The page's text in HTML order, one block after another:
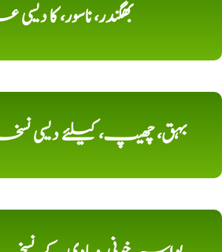
بھگندر، ناسور، کا
بہق، چھیپ، کیلئے